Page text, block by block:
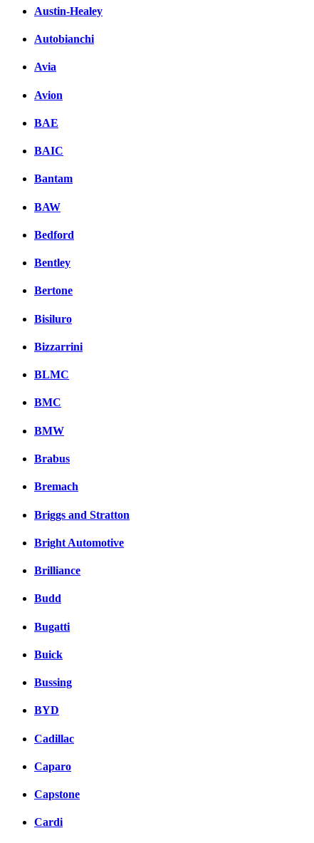
Austin-Healey
Autobianchi
Avia
Avion
BAE
BAIC
Bantam
BAW
Bedford
Bentley
Bertone
Bisiluro
Bizzarrini
BLMC
BMC
BMW
Brabus
Bremach
Briggs and Stratton
Bright Automotive
Brilliance
Budd
Bugatti
Buick
Bussing
BYD
Cadillac
Caparo
Capstone
Cardi